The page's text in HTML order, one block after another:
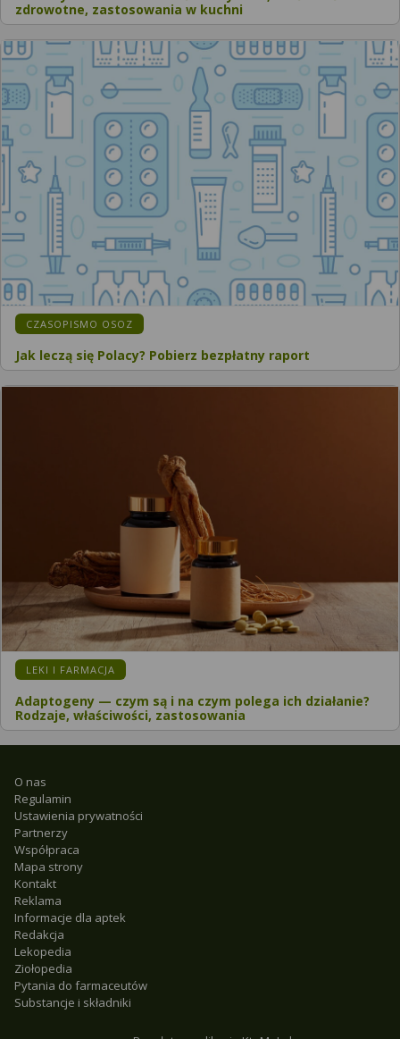
zdrowotne, zastosowania w kuchni
CZASOPISMO OSOZ
Jak leczą się Polacy? Pobierz bezpłatny raport
LEKI I FARMACJA
Adaptogeny — czym są i na czym polega ich działanie?
Rodzaje, właściwości, zastosowania
O nas
Regulamin
Ustawienia prywatności
Partnerzy
Współpraca
Mapa strony
Kontakt
Reklama
Informacje dla aptek
Redakcja
Lekopedia
Ziołopedia
Pytania do farmaceutów
Substancje i składniki